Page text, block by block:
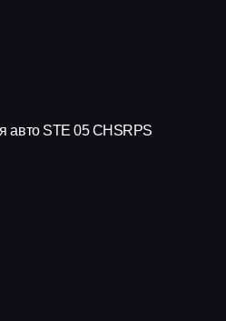
авто STE 05 CHSRPS